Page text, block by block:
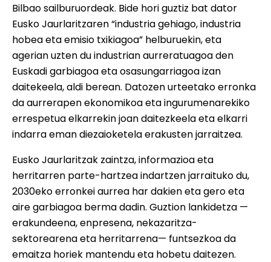
Bilbao sailburuordeak. Bide hori guztiz bat dator
Eusko Jaurlaritzaren “industria gehiago, industria
hobea eta emisio txikiagoa” helburuekin, eta
agerian uzten du industrian aurreratuagoa den
Euskadi garbiagoa eta osasungarriagoa izan
daitekeela, aldi berean. Datozen urteetako erronka
da aurrerapen ekonomikoa eta ingurumenarekiko
errespetua elkarrekin joan daitezkeela eta elkarri
indarra eman diezaioketela erakusten jarraitzea.
Eusko Jaurlaritzak zaintza, informazioa eta
herritarren parte-hartzea indartzen jarraituko du,
2030eko erronkei aurrea har dakien eta gero eta
aire garbiagoa berma dadin. Guztion lankidetza —
erakundeena, enpresena, nekazaritza-
sektorearena eta herritarrena— funtsezkoa da
emaitza horiek mantendu eta hobetu daitezen.